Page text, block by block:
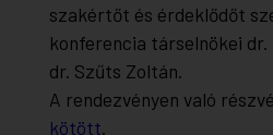
szakértőt és érdeklődőt
konferencia társelnökei dr.
dr. Szűts Zoltán.
A rendezvényen való
kötött.